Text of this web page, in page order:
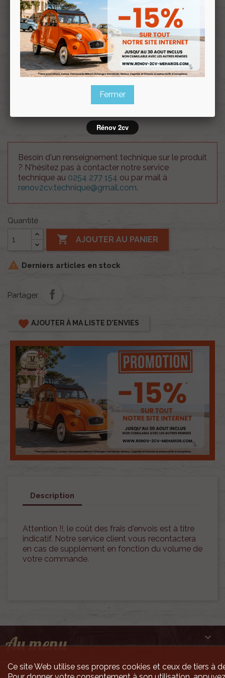
au clubRenov 2cv
Face avant Méhari ancien modèle VERT TIBESTI
Attention !!, le coût des frais d'envois est à titre
indicatif. Notre service client vous recontactera en
cas de supplément en fonction du volume de votre
Besoin d'un renseignement technique sur le produit
? N'hésitez pas à contacter notre service
technique au 0254 277 154 ou par mail à
renov2cv.technique@gmail.com.
Quantité
 AJOUTER AU PANIER
 Derniers articles en stock
Partager
favorite AJOUTER À MA LISTE D'ENVIES
Description
Attention !!, le coût des frais d'envois est à titre
indicatif. Notre service client vous recontactera
en cas de supplément en fonction du volume de
votre commande.
Au menu 

Ce site Web utilise ses propres cookies et ceux de tiers à
Fermer
Rénov 2cv